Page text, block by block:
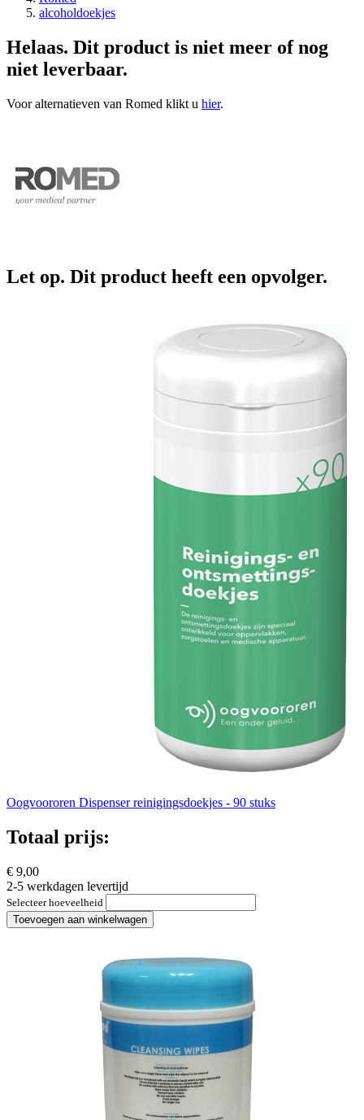
alcoholdoekjes
Helaas. Dit product is niet meer of nog
niet leverbaar.
Voor alternatieven van Romed klikt u hier.
Let op. Dit product heeft een opvolger.
Oogvoororen Dispenser reinigingsdoekjes - 90 stuks
Totaal prijs:
€ 9,00
2-5 werkdagen levertijd
Selecteer hoeveelheid
Toevoegen aan winkelwagen